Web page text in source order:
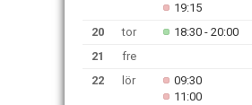
19:15
20
tor 18:30 - 20:00
21
fre
22
lör 09:30
11:00